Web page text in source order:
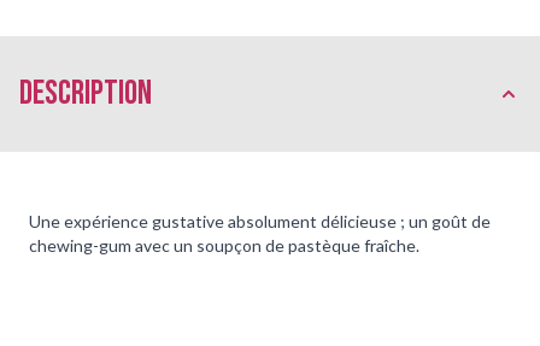
Description
Une expérience gustative absolument délicieuse ; un goût de
chewing-gum avec un soupçon de pastèque fraîche.